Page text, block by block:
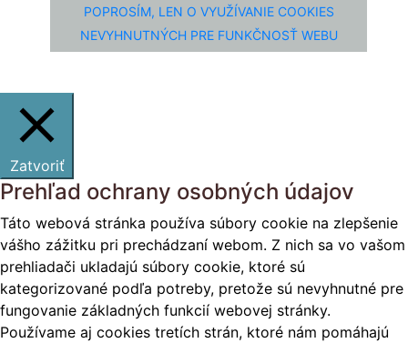
POPROSÍM, LEN O VYUŽÍVANIE COOKIES
NEVYHNUTNÝCH PRE FUNKČNOSŤ WEBU
Zatvoriť
Prehľad ochrany osobných údajov
Táto webová stránka používa súbory cookie na zlepšenie
vášho zážitku pri prechádzaní webom. Z nich sa vo vašom
prehliadači ukladajú súbory cookie, ktoré sú
kategorizované podľa potreby, pretože sú nevyhnutné pre
fungovanie základných funkcií webovej stránky.
Používame aj cookies tretích strán, ktoré nám pomáhajú